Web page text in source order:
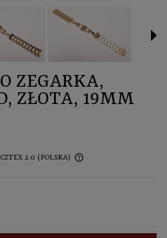
ZEGARKA,
ZŁOTA, 19MM
2.0 (POLSKA)